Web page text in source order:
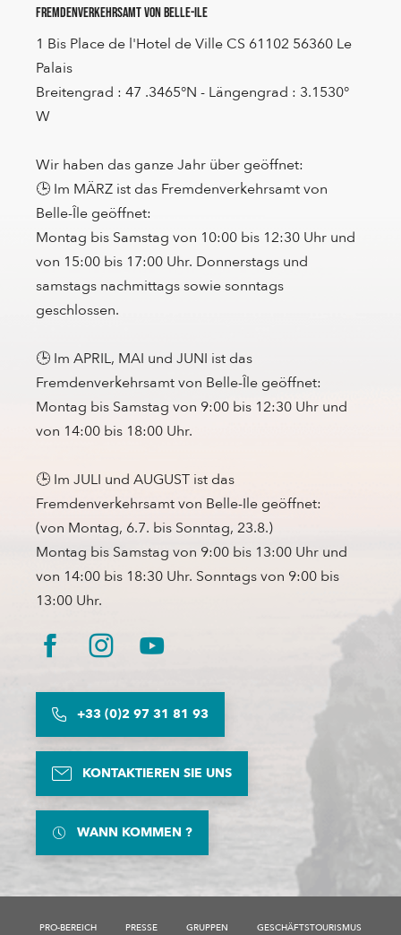
Fremdenverkehrsamt von Belle-Ile
1 Bis Place de l'Hotel de Ville CS 61102 56360 Le
Palais
Breitengrad : 47 .3465°N - Längengrad : 3.1530°
W
Wir haben das ganze Jahr über geöffnet:
🕒 Im MÄRZ ist das Fremdenverkehrsamt von
Belle-Île geöffnet:
Montag bis Samstag von 10:00 bis 12:30 Uhr und
von 15:00 bis 17:00 Uhr. Donnerstags und
samstags nachmittags sowie sonntags
geschlossen.
🕒 Im APRIL, MAI und JUNI ist das
Fremdenverkehrsamt von Belle-Île geöffnet:
Montag bis Samstag von 9:00 bis 12:30 Uhr und
von 14:00 bis 18:00 Uhr.
🕒 Im JULI und AUGUST ist das
Fremdenverkehrsamt von Belle-Ile geöffnet:
(von Montag, 6.7. bis Sonntag, 23.8.)
Montag bis Samstag von 9:00 bis 13:00 Uhr und
von 14:00 bis 18:30 Uhr. Sonntags von 9:00 bis
13:00 Uhr.
+33 (0)2 97 31 81 93
KONTAKTIEREN SIE UNS
WANN KOMMEN ?
PRO-BEREICH PRESSE GRUPPEN GESCHÄFTSTOURISMUS